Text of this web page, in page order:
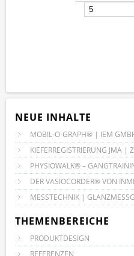
NEUE INHALTE
MOBIL-O-GRAPH® | IEM
KIEFERREGISTRIERUNG JMA |
PHYSIOWALK® –
DER VASIOCORDER® VON
MESSTECHNIK |
THEMENBEREICHE
PRODUKTDESIGN
REFERENZEN